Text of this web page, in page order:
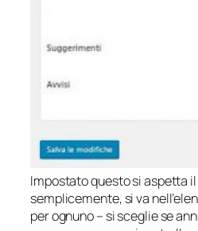
Impostato questo si aspetta
semplicemente, si va
per ognuno – si sceglie se